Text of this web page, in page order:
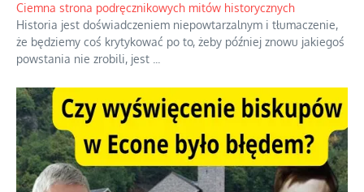
Ciemna strona podręcznikowych mitów historycznych
Historia jest doświadczeniem niepowtarzalnym i tłumaczenie,
że będziemy coś krytykować po to, żeby później znowu jakiegoś
powstania nie zrobili, jest